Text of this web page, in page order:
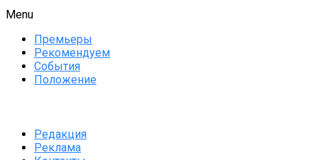
Menu
Премьеры
Рекомендуем
События
Положение
Редакция
Реклама